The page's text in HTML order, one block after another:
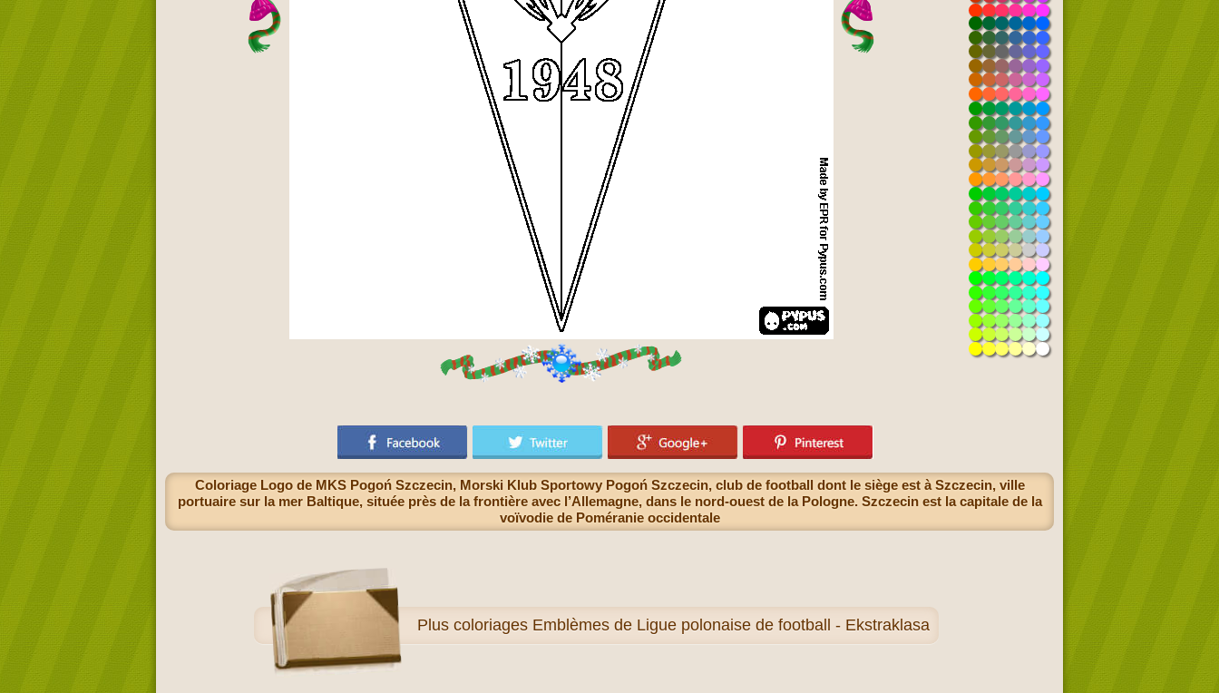
Coloriage Logo de MKS Pogoń Szczecin, Morski Klub Sportowy Pogoń Szczecin, club de football dont le siège est à Szczecin, ville
portuaire sur la mer Baltique, située près de la frontière avec l’Allemagne, dans le nord-ouest de la Pologne. Szczecin est la capitale de la
voïvodie de Poméranie occidentale
Plus coloriages Emblèmes de Ligue polonaise de football - Ekstraklasa